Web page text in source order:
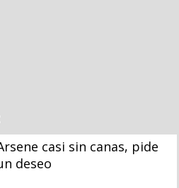
casi sin canas, pide
deseo